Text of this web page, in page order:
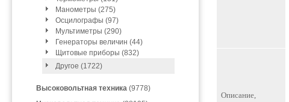
Манометры (275)
Осцилографы (97)
Мультиметры (290)
Генераторы величин (44)
Щитовые приборы (832)
Другое (1722)
Высоковольтная техника (9778)
Описание,